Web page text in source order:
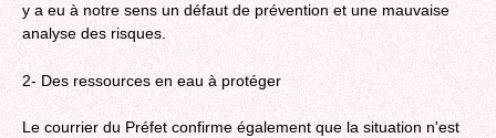
y a eu à notre sens un défaut de prévention et une mauvaise
analyse des risques.
2- Des ressources en eau à protéger
Le courrier du Préfet confirme également que la situation n'est